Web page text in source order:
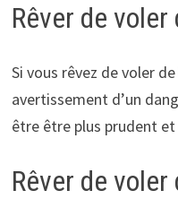
Rêver de voler
Si vous rêvez de voler
avertissement d’un
être être plus prudent
Rêver de voler